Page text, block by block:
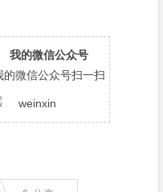
我的微信公众号
的微信公众号扫一扫